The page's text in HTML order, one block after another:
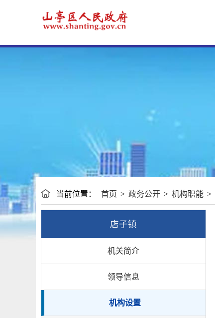
当前位置： 首页 > 政务公开 > 机构职能 >
店子镇
机关简介
领导信息
机构设置